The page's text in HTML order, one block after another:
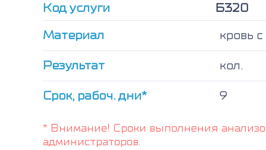
Код услуги
Б320
Материал
кровь
Результат кол.
Срок, рабоч. дни* 9
* Внимание! Сроки выполнения
администраторов.